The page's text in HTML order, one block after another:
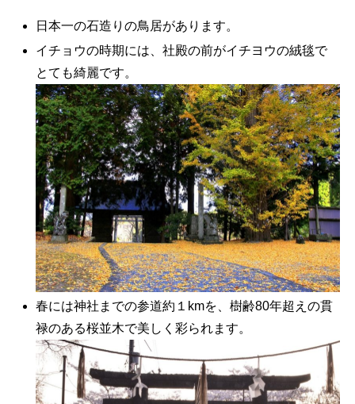
日本一の石造りの鳥居があります。
イチョウの時期には、社殿の前がイチヨウの絨毯で
とても綺麗です。
春には神社までの参道約１kmを、樹齢80年超えの貫
禄のある桜並木で美しく彩られます。